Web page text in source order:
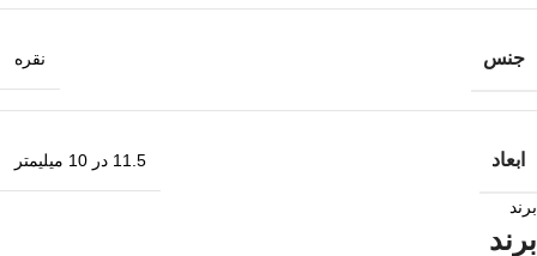
جنس نقره
ابعاد 11.5 در 10 میلیمتر
برند
برند